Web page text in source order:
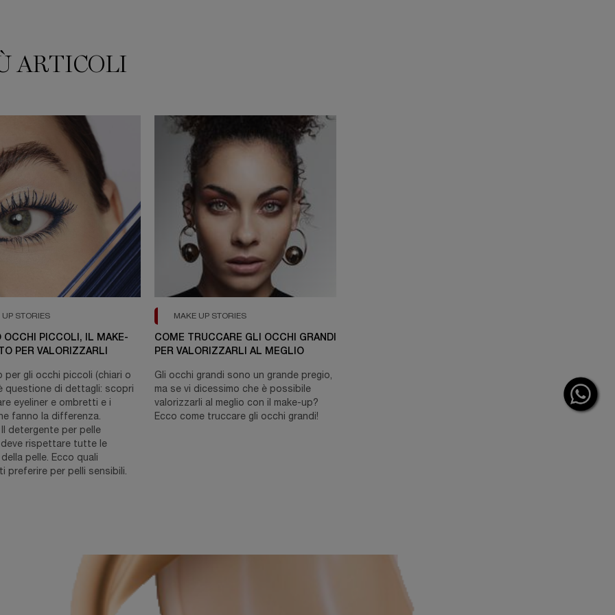
ARTICOLI
UP STORIES
OCCHI PICCOLI, IL MAKE-
PER VALORIZZARLI
per gli occhi piccoli (chiari o
questione di dettagli: scopri
eyeliner e ombretti e i
fanno la differenza.
detergente per pelle
deve rispettare tutte le
pelle. Ecco quali
preferire per pelli sensibili.
MAKE UP STORIES
COME TRUCCARE GLI OCCHI GRANDI
PER VALORIZZARLI AL MEGLIO
Gli occhi grandi sono un grande pregio,
ma se vi dicessimo che è possibile
valorizzarli al meglio con il make-up?
Ecco come truccare gli occhi grandi!